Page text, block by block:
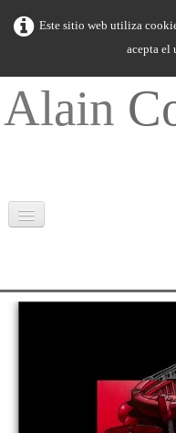
Este sitio web utiliza
acepta el
Alain